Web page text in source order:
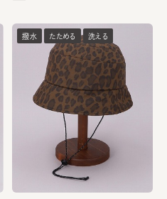
撥水 たためる 洗える